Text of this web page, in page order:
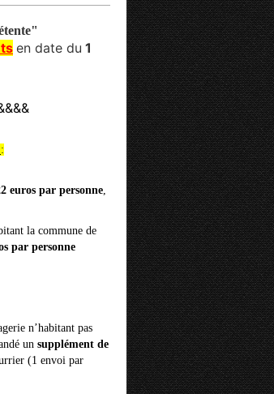
en date du 1
:
euros par personne,
la commune de
par personne
n’habitant pas
un supplément de
(1 envoi par